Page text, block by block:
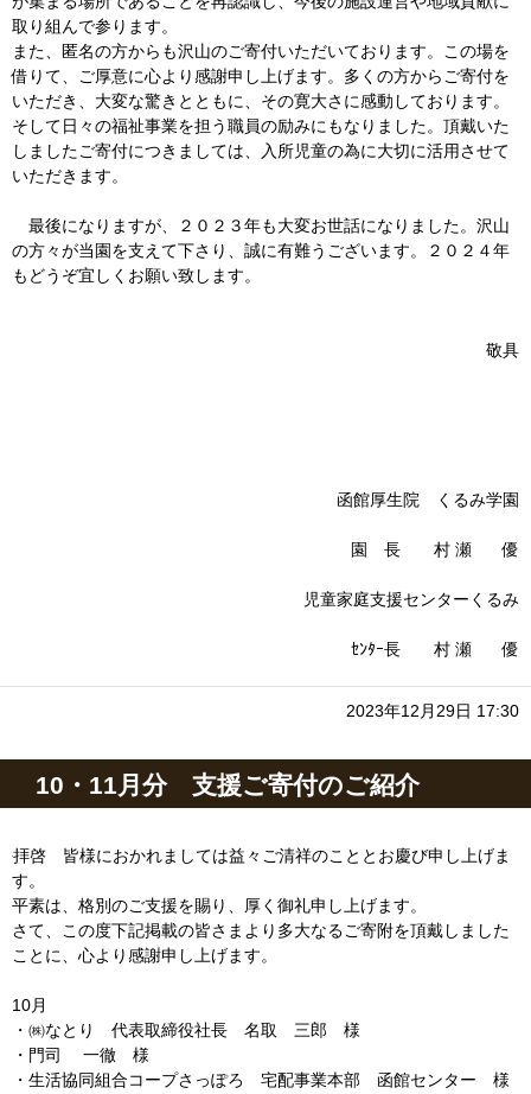
取り組んで参ります。
また、匿名の方からも沢山のご寄付いただいております。この場を
借りて、ご厚意に心より感謝申し上げます。多くの方からご寄付を
いただき、大変な驚きとともに、その寛大さに感動しております。
そして日々の福祉事業を担う職員の励みにもなりました。頂戴いた
しましたご寄付につきましては、入所児童の為に大切に活用させて
いただきます。
最後になりますが、２０２３年も大変お世話になりました。沢山
の方々が当園を支えて下さり、誠に有難うございます。２０２４年
もどうぞ宜しくお願い致します。
敬具
函館厚生院 くるみ学園
園 長 村 瀬 優
児童家庭支援センターくるみ
ｾﾝﾀｰ長 村 瀬 優
2023年12月29日 17:30
10・11月分 支援ご寄付のご紹介
拝啓 皆様におかれましては益々ご清祥のこととお慶び申し上げま
す。
平素は、格別のご支援を賜り、厚く御礼申し上げます。
さて、この度下記掲載の皆さまより多大なるご寄附を頂戴しました
ことに、心より感謝申し上げます。
10月
・㈱なとり 代表取締役社長 名取 三郎 様
・門司 一徹 様
・生活協同組合コープさっぽろ 宅配事業本部 函館センター 様